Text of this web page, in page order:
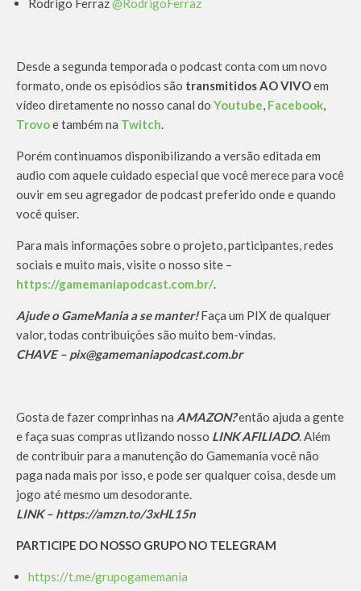
Rodrigo Ferraz@RodrigoFerraz
Desde a segunda temporada o podcast conta com um novo
formato, onde os episódios são transmitidos AO VIVOem
vídeo diretamente no nosso canal do Youtube, Facebook,
Trovoe também na Twitch.
Porém continuamos disponibilizando a versão editada em
audio com aquele cuidado especial que você merece para você
ouvir em seu agregador de podcast preferido onde e quando
você quiser.
Para mais informações sobre o projeto, participantes, redes
sociais e muito mais, visite o nosso site –
https://gamemaniapodcast.com.br/.
Ajude o GameMania a se manter!Faça um PIX de qualquer
valor, todas contribuições são muito bem-vindas.
CHAVE – pix@gamemaniapodcast.com.br
Gosta de fazer comprinhas na AMAZON?então ajuda a gente
e faça suas compras utlizando nosso LINK AFILIADO. Além
de contribuir para a manutenção do Gamemania você não
paga nada mais por isso, e pode ser qualquer coisa, desde um
jogo até mesmo um desodorante.
LINK – https://amzn.to/3xHL15n
PARTICIPE DO NOSSO GRUPO NO TELEGRAM
https://t.me/grupogamemania